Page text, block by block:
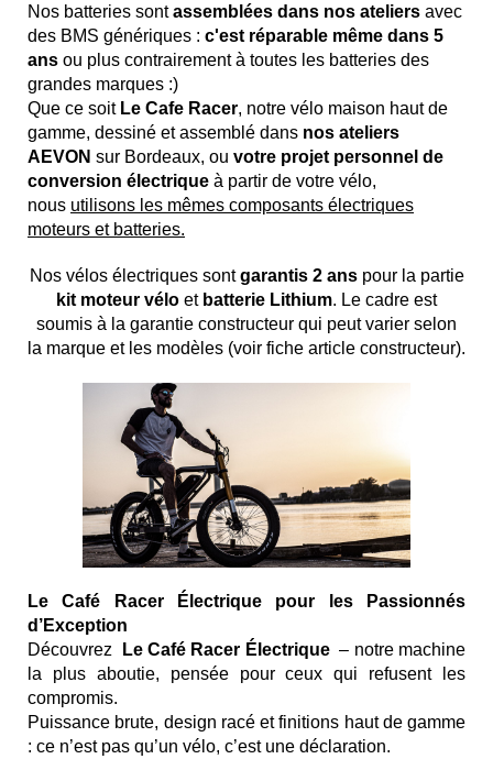
Nos batteries sont assemblées dans nos ateliers avec
des BMS génériques : c'est réparable même dans 5
ans ou plus contrairement à toutes les batteries des
grandes marques :)
Que ce soit Le Cafe Racer, notre vélo maison haut de
gamme, dessiné et assemblé dans nos ateliers
AEVON sur Bordeaux, ou votre projet personnel de
conversion électrique à partir de votre vélo,
nous utilisons les mêmes composants électriques
moteurs et batteries.
Nos vélos électriques sontgarantis 2 anspour la partie
kit moteur vélo et batterie Lithium. Le cadre est
soumis à la garantie constructeur qui peut varier selon
la marque et les modèles (voir fiche article constructeur).
Le Café Racer Électrique pour les Passionnés
d’Exception
Découvrez
Le Café Racer Électrique– notre machine
la plus aboutie, pensée pour ceux qui refusent les
compromis.
Puissance brute, design racé et finitions haut de gamme
: ce n’est pas qu’un vélo, c’est une déclaration.